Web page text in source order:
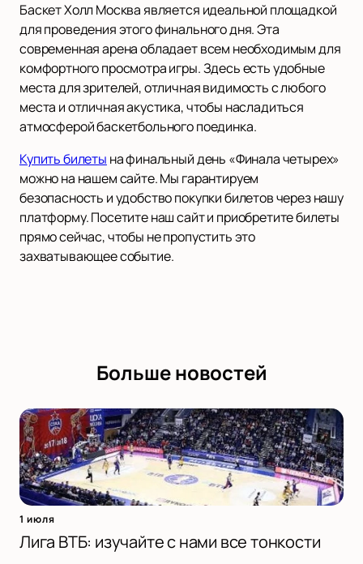
Баскет Холл Москва является идеальной площадкой
для проведения этого финального дня. Эта
современная арена обладает всем необходимым для
комфортного просмотра игры. Здесь есть удобные
места для зрителей, отличная видимость с любого
места и отличная акустика, чтобы насладиться
атмосферой баскетбольного поединка.
Купить билеты на финальный день «Финала четырех»
можно на нашем сайте. Мы гарантируем
безопасность и удобство покупки билетов через нашу
платформу. Посетите наш сайт и приобретите билеты
прямо сейчас, чтобы не пропустить это
захватывающее событие.
Больше новостей
1 июля
Лига ВТБ: изучайте с нами все тонкости